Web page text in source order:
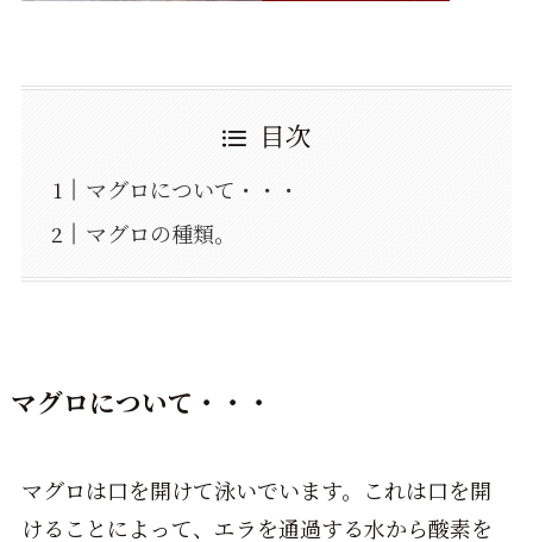
目次
マグロについて・・・
マグロの種類。
マグロについて・・・
マグロは口を開けて泳いでいます。これは口を開
けることによって、エラを通過する水から酸素を